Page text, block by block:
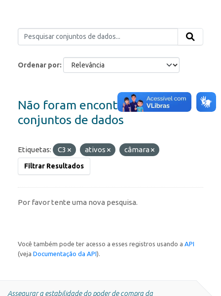
Ordenar por
Não foram encontrados
conjuntos de dados
Etiquetas: C3 ativos câmara
Filtrar Resultados
Por favor tente uma nova pesquisa.
Você também pode ter acesso a esses registros usando a API
(veja Documentação da API).
Assegurar a estabilidade do poder de compra da